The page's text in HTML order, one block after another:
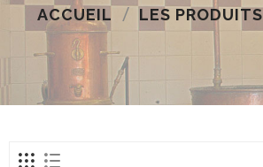
ACCUEIL LES PRODUITS